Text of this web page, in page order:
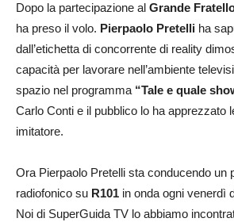
Dopo la partecipazione al Grande
ha preso il volo. Pierpaolo Pretelli ha
dall’etichetta di concorrente di reality
capacità per lavorare nell’ambiente
spazio nel programma “Tale e quale
Carlo Conti e il pubblico lo ha apprezzato
imitatore.
Ora Pierpaolo Pretelli sta conducendo un
radiofonico su R101 in onda ogni venerdì
Noi di SuperGuida TV lo abbiamo